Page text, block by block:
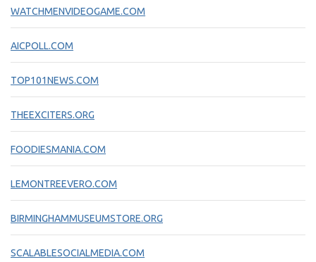
WATCHMENVIDEOGAME.COM
AICPOLL.COM
TOP101NEWS.COM
THEEXCITERS.ORG
FOODIESMANIA.COM
LEMONTREEVERO.COM
BIRMINGHAMMUSEUMSTORE.ORG
SCALABLESOCIALMEDIA.COM